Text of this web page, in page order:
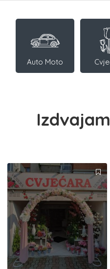
Auto Moto